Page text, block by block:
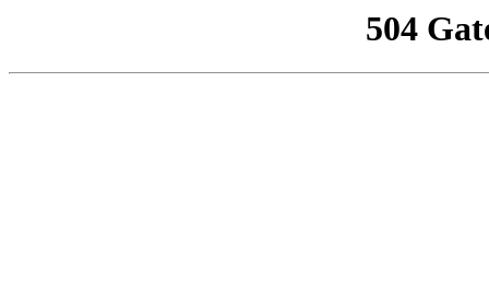
504